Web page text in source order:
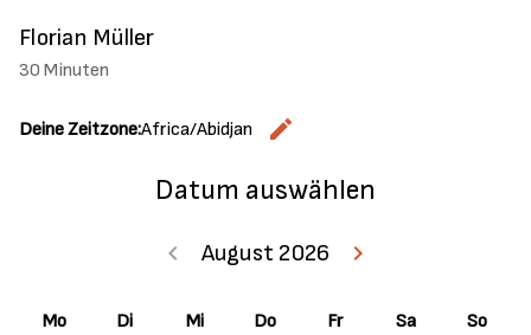
Florian Müller
30 Minuten
Deine Zeitzone:Africa/Abidjan
edit
Datum auswählen
August 2026
keyboard_arrow_left
keyboard_arrow_right
Mo Di Mi Do Fr Sa So